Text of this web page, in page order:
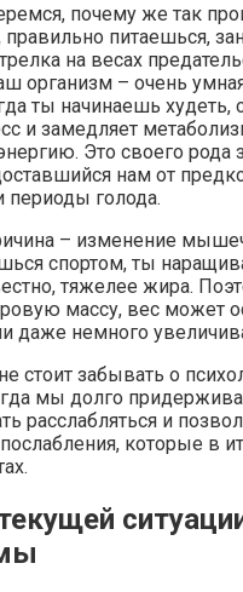
почему же так
правильно питаешься,
на весах
организм – очень
ты начинаешь худеть,
и замедляет
Это своего рода
нам от
периоды голода.
– изменение
спортом, ты
тяжелее жира.
массу, вес может
даже немного
стоит забывать о
мы долго
расслабляться и
которые в